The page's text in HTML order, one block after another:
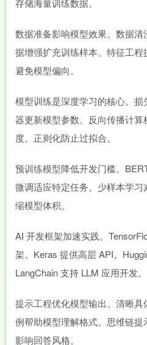
存储海量训练数据。
数据准备影响模型效果。数据
据增强扩充训练样本。特征工
避免模型偏向。
模型训练是深度学习的核心。
器更新模型参数。反向传播计
度。正则化防止过拟合。
预训练模型降低开发门槛。
微调适应特定任务。少样本学
缩模型体积。
AI 开发框架加速实践。
架。Keras 提供高层 API。
LangChain 支持 LLM 应用开发。
提示工程优化模型输出。清晰
例帮助模型理解格式。思维链
影响回答风格。